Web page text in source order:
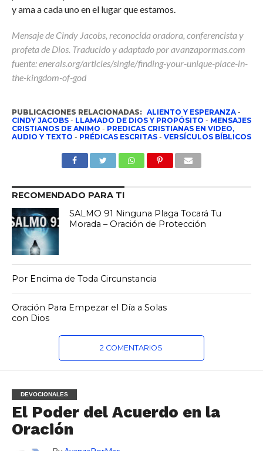
y ama a cada uno en el lugar que estamos.
Mensaje de Cindy Jacobs, reconocida oradora, conferencista y
profeta de Dios. Traducido y adaptado por avanzapormas.com
fuente: enerals.org/articles/single/finding-your-unique-place-in-
the-kingdom-of-god
PUBLICACIONES RELACIONADAS: ALIENTO Y ESPERANZA-
CINDY JACOBS- LLAMADO DE DIOS Y PROPÓSITO - MENSAJES
CRISTIANOS DE ANIMO - PREDICAS CRISTIANAS EN VIDEO,
AUDIO Y TEXTO - PRÉDICAS ESCRITAS- VERSÍCULOS BÍBLICOS
RECOMENDADO PARA TI
SALMO 91 Ninguna Plaga Tocará Tu
Morada – Oración de Protección
Por Encima de Toda Circunstancia
Oración Para Empezar el Día a Solas
con Dios
2 COMENTARIOS
DEVOCIONALES
El Poder del Acuerdo en la
Oración